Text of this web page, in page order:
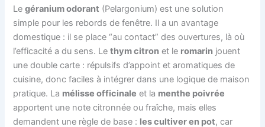
Legéranium odorant (Pelargonium) est une solution
simple pour les rebords de fenêtre. Il a un avantage
domestique : il se place “au contact” des ouvertures, là où
l’efficacité a du sens. Lethym citron et le romarin jouent
une double carte : répulsifs d’appoint et aromatiques de
cuisine, donc faciles à intégrer dans une logique de maison
pratique. La mélisse officinale et la menthe poivrée
apportent une note citronnée ou fraîche, mais elles
demandent une règle de base : les cultiver en pot, car